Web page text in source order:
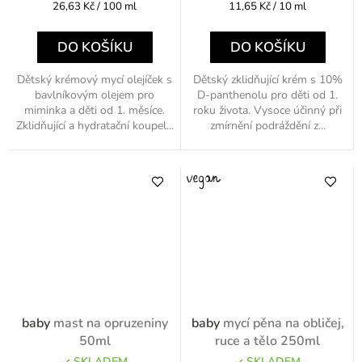
Měrná
26,63 Kč / 100 ml
DO KOŠÍKU
Dětský krémový mycí olejíček s
bavlníkovým olejem pro
miminka a děti od 1. měsíce.
Zklidňující a hydratační koupel...
Měrná
11,65 Kč / 10 ml
DO KOŠÍKU
Dětský zklidňující krém s 10%
D-panthenolu pro děti od 1.
roku života. Vysoce účinný při
zmírnění podráždění z...
baby mast na opruzeniny
50ml
baby mycí pěna na obličej,
ruce a tělo 250ml